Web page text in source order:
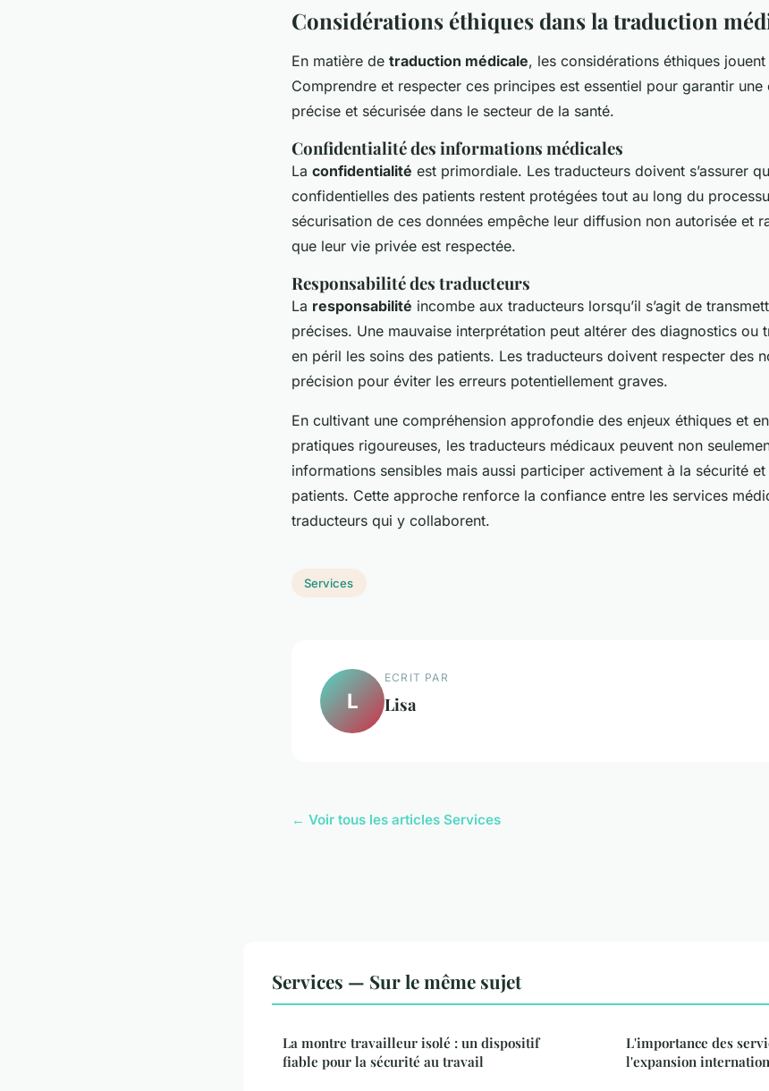
Considérations éthiques dans la traduction
En matière de traduction médicale, les considérations éthiques
Comprendre et respecter ces principes est essentiel pour garantir une
précise et sécurisée dans le secteur de la santé.
Confidentialité des informations médicales
La confidentialité est primordiale. Les traducteurs doivent s’assurer
confidentielles des patients restent protégées tout au long du
sécurisation de ces données empêche leur diffusion non autorisée et
que leur vie privée est respectée.
Responsabilité des traducteurs
La responsabilité incombe aux traducteurs lorsqu’il s’agit de
précises. Une mauvaise interprétation peut altérer des diagnostics ou
en péril les soins des patients. Les traducteurs doivent respecter des
précision pour éviter les erreurs potentiellement graves.
En cultivant une compréhension approfondie des enjeux éthiques et
pratiques rigoureuses, les traducteurs médicaux peuvent non
informations sensibles mais aussi participer activement à la sécurité
patients. Cette approche renforce la confiance entre les services
traducteurs qui y collaborent.
Services
L
ECRIT PAR
Lisa
← Voir tous les articles Services
Services — Sur le même sujet
La montre travailleur isolé : un dispositif
fiable pour la sécurité au travail
L'importance des
l'expansion